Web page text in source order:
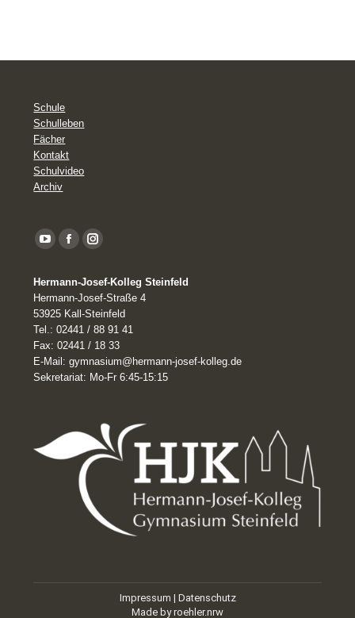
Schule
Schulleben
Fächer
Kontakt
Schulvideo
Archiv
YouTube
opens
in
new
window
FacebookInstagram
Hermann-Josef-Kolleg Steinfeld
Hermann-Josef-Straße 4
53925 Kall-Steinfeld
Tel.: 02441 / 88 91 41
Fax: 02441 / 18 33
E-Mail: gymnasium@hermann-josef-kolleg.de
Sekretariat: Mo-Fr 6:45-15:15
Impressum | Datenschutz
Made byroehler.nrw